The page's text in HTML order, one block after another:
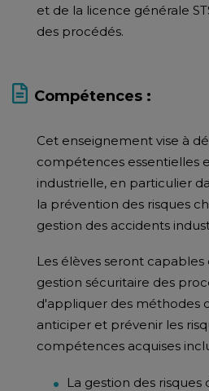
et de la licence générale
des procédés.
Compétences :
Cet enseignement vise à
compétences essentielles
industrielle, en particulier
la prévention des risques
gestion des accidents
Les élèves seront
gestion sécuritaire des
d'appliquer des méthodes
anticiper et prévenir les
compétences acquises
La gestion des risques